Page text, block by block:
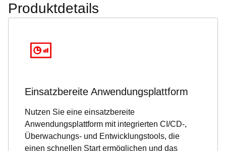
Produktdetails
Einsatzbereite Anwendungsplattform
Nutzen Sie eine einsatzbereite
Anwendungsplattform mit integrierten CI/CD-,
Überwachungs- und Entwicklungstools, die
einen schnellen Start ermöglichen und das